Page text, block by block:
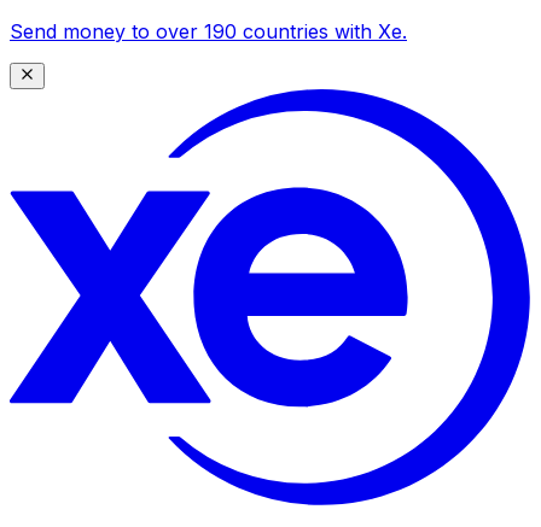
Send money to over 190 countries with Xe.